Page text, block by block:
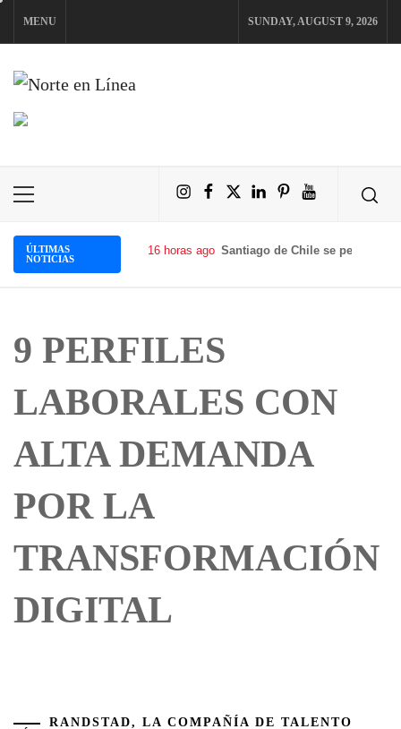
Skip
to
content
MENU SUNDAY, AUGUST 9, 2026
NORTE EN LÍNEA
Primary
InstagramFacebook
X LinkedInPinterestYouTube
ÚLTIMAS
NOTICIAS
16 horas ago Santiago de Chile se perfila
9 PERFILES
LABORALES CON
ALTA DEMANDA
POR LA
TRANSFORMACIÓN
DIGITAL
RANDSTAD, LA COMPAÑÍA DE TALENTO